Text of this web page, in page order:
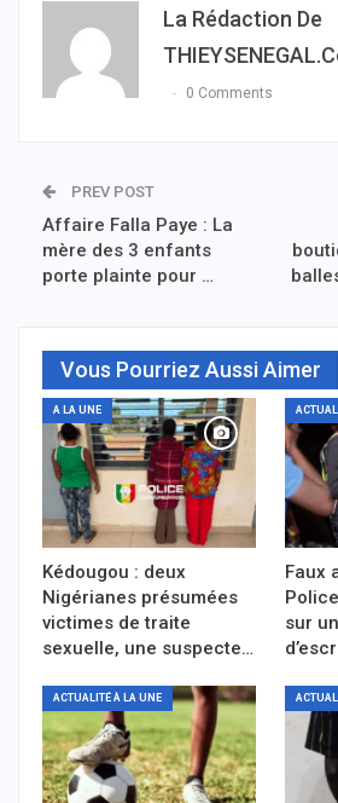
La Rédaction De
0 Comments
PREV POST
Affaire Falla Paye : La
mère des 3 enfants
porte plainte pour …
Vous Pourriez Aussi Aimer
A LA UNE
Kédougou : deux
Nigérianes présumées
victimes de traite
sexuelle, une suspecte…
Faux
sur
ACTUALITÉ À LA UNE